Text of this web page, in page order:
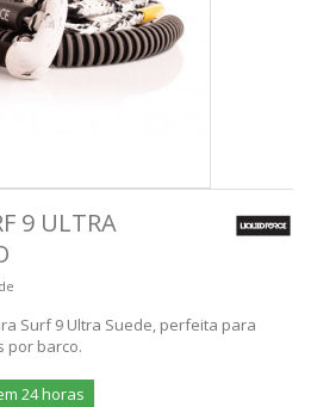
9 ULTRA
Surf 9 Ultra Suede, perfeita para
por barco.
24 horas